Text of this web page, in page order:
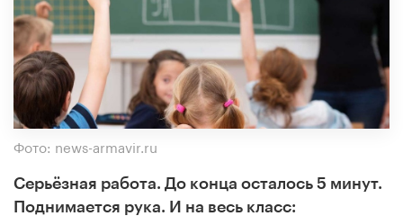
Фото: news-armavir.ru
Серьёзная работа. До конца осталось 5 минут.
Поднимается рука. И на весь класс: